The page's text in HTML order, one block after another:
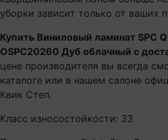
уборки зависит только от ваших
Купить Виниловый ламинат SPC
OSPC20260 Дуб облачный с
цене производителя вы всегда
каталоге или в нашем салоне
Квик Степ.
Класс износостойкости: 33